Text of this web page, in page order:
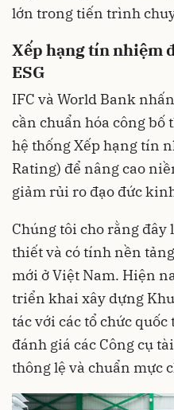
lớn trong tiến trình
Xếp hạng tín nhiệm
ESG
IFC và World Bank
cần chuẩn hóa công bố
hệ thống Xếp hạng tín
Rating) để nâng cao
giảm rủi ro đạo đức
Chúng tôi cho rằng đây
thiết và có tính nền
mới ở Việt Nam. Hiện
triển khai xây dựng
tác với các tổ chức
đánh giá các Công cụ
thông lệ và chuẩn mực